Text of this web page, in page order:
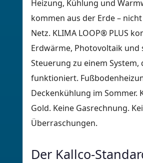
Heizung, Kühlung und
kommen aus der Erde –
Netz. KLIMA LOOP® PLUS
Erdwärme, Photovoltaik und
Steuerung zu einem System,
funktioniert.
Deckenkühlung im Sommer.
Gold. Keine Gasrechnung.
Überraschungen.
Der Kallco-